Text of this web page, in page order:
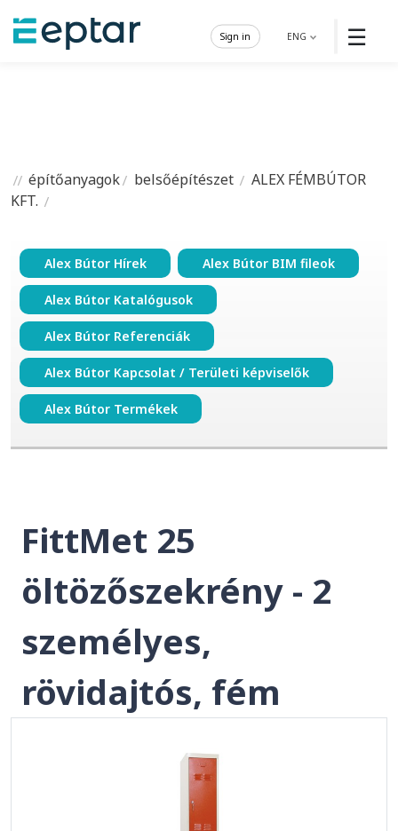
☰
ENG
Sign in
építőanyagok belsőépítészet
ALEX FÉMBÚTOR
KFT.
Alex Bútor Hírek Alex Bútor BIM fileok
Alex Bútor Katalógusok
Alex Bútor Referenciák
Alex Bútor Kapcsolat / Területi képviselők
Alex Bútor Termékek
FittMet 25
öltözőszekrény - 2
személyes,
rövidajtós, fém